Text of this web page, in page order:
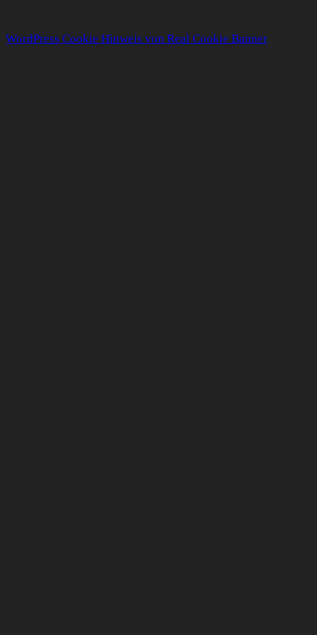
WordPress Cookie Hinweis von Real Cookie Banner